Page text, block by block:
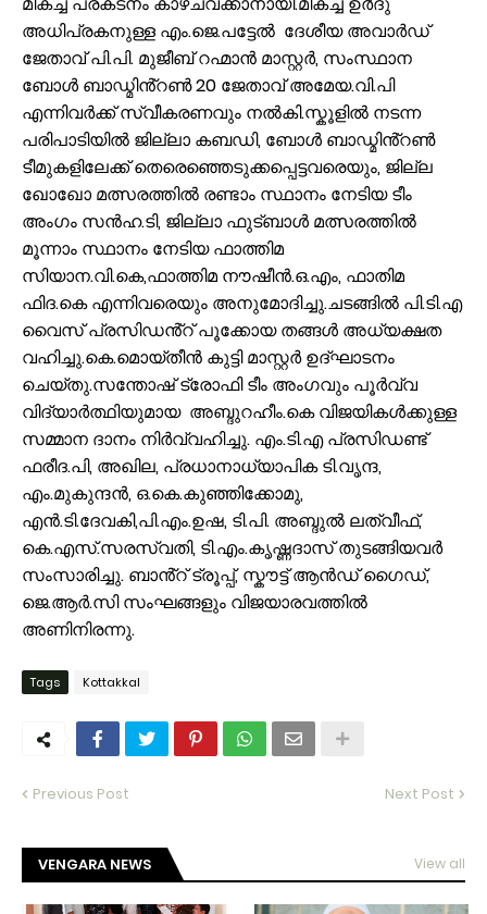
അധിപ്രകനുള്ള എം.ജെ.പട്ടേൽ ദേശീയ അവാർഡ്
ജേതാവ് പി.പി. മുജീബ് റഹ്മാൻ മാസ്റ്റർ, സംസ്ഥാന
ബോൾ ബാഡ്മിൻ്റൺ 20 ജേതാവ് അമേയ.വി.പി
എന്നിവർക്ക് സ്വീകരണവും നൽകി.സ്കൂളിൽ നടന്ന
പരിപാടിയിൽ ജില്ലാ കബഡി, ബോൾ ബാഡ്മിൻ്റൺ
ടീമുകളിലേക്ക് തെരെഞ്ഞെടുക്കപ്പെട്ടവരെയും, ജില്ല
ഖോഖോ മത്സരത്തിൽ രണ്ടാം സ്ഥാനം നേടിയ ടീം
അംഗം സൻഹ.ടി, ജില്ലാ ഫുട്ബാൾ മത്സരത്തിൽ
മൂന്നാം സ്ഥാനം നേടിയ ഫാത്തിമ
സിയാന.വി.കെ,ഫാത്തിമ നൗഷീൻ.ഒ.എം, ഫാതിമ
ഫിദ.കെ എന്നിവരെയും അനുമോദിച്ചു.ചടങ്ങിൽ പി.ടി.എ
വൈസ് പ്രസിഡൻ്റ് പൂക്കോയ തങ്ങൾ അധ്യക്ഷത
വഹിച്ചു.കെ.മൊയ്തീൻ കുട്ടി മാസ്റ്റർ ഉദ്ഘാടനം
ചെയ്തു.സന്തോഷ് ട്രോഫി ടീം അംഗവും പൂർവ്വ
വിദ്യാർത്ഥിയുമായ അബ്ദുറഹീം.കെ വിജയികൾക്കുള്ള
സമ്മാന ദാനം നിർവ്വഹിച്ചു. എം.ടി.എ പ്രസിഡണ്ട്
ഫരീദ.പി, അഖില, പ്രധാനാധ്യാപിക ടി.വൃന്ദ,
എം.മുകുന്ദൻ, ഒ.കെ.കുഞ്ഞിക്കോമു,
എൻ.ടി.ദേവകി,പി.എം.ഉഷ, ടി.പി. അബ്ദുൽ ലത്വീഫ്,
കെ.എസ്.സരസ്വതി, ടി.എം.കൃഷ്ണദാസ് തുടങ്ങിയവർ
സംസാരിച്ചു. ബാൻ്റ് ട്രൂപ്പ്, സ്കൗട്ട് ആൻഡ് ഗൈഡ്,
ജെ.ആർ.സി സംഘങ്ങളും വിജയാരവത്തിൽ
അണിനിരന്നു.
Tags Kottakkal
Previous Post Next Post
VENGARA NEWS View all